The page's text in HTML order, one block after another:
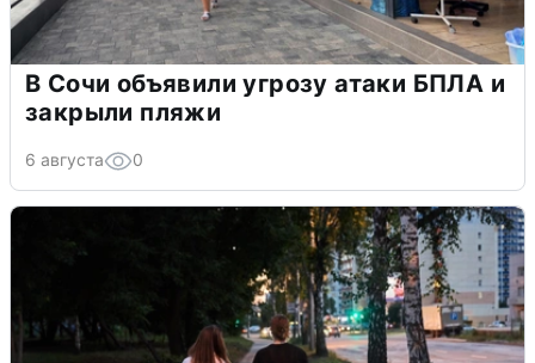
В Сочи объявили угрозу атаки БПЛА и
закрыли пляжи
6 августа 0